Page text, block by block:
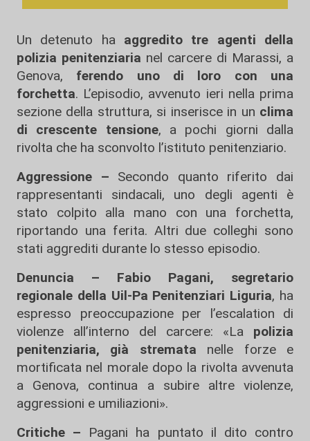
Un detenuto haaggredito tre agenti della
polizia penitenziaria nel carcere di Marassi, a
Genova, ferendo uno di loro con una
forchetta. L’episodio, avvenuto ieri nella prima
sezione della struttura, si inserisce in un clima
di crescente tensione, a pochi giorni dalla
rivolta che ha sconvolto l’istituto penitenziario.
Aggressione – Secondo quanto riferito dai
rappresentanti sindacali, uno degli agenti è
stato colpito alla mano con una forchetta,
riportando una ferita. Altri due colleghi sono
stati aggrediti durante lo stesso episodio.
Denuncia –
Fabio Pagani, segretario
regionale della Uil-Pa Penitenziari Liguria, ha
espresso preoccupazione per l’escalation di
violenze all’interno del carcere: «La polizia
penitenziaria, già stremata nelle forze e
mortificata nel morale dopo la rivolta avvenuta
a Genova, continua a subire altre violenze,
aggressioni e umiliazioni».
Critiche – Pagani ha puntato il dito contro